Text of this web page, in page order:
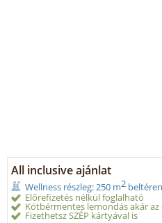
All inclusive ajánlat
Wellness részleg: 250 m2 beltéren
Előrefizetés nélkül foglalható
Kötbérmentes lemondás akár az
Fizethetsz SZÉP kártyával is